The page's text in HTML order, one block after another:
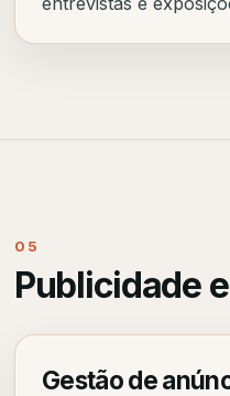
05
Publicidade
Gestão de